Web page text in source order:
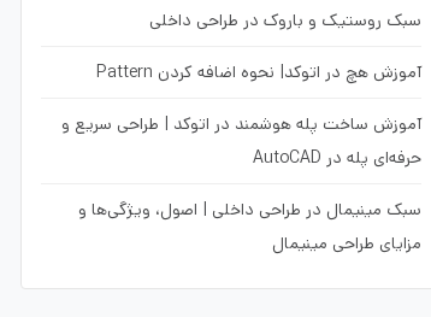
سبک روستیک و باروک در طراحی داخلی
آموزش هچ در اتوکد| نحوه اضافه کردن Pattern
آموزش ساخت پله هوشمند در اتوکد | طراحی سریع و
حرفه‌ای پله در AutoCAD
سبک مینیمال در طراحی داخلی | اصول، ویژگی‌ها و
مزایای طراحی مینیمال